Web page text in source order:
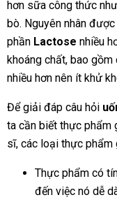
hơn sữa công thức
bò. Nguyên nhân
phần Lactose nhiều
khoáng chất, bao
nhiều hơn nên ít khử
Để giải đáp câu hỏi
ta cần biết thực phẩm
sĩ, các loại thực phẩm
Thực phẩm có
đến việc nó dễ